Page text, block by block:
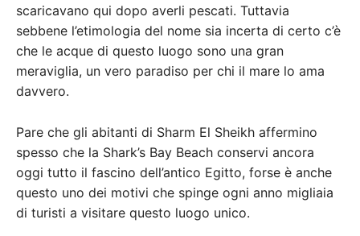
scaricavano qui dopo averli pescati. Tuttavia
sebbene l’etimologia del nome sia incerta di certo c’è
che le acque di questo luogo sono una gran
meraviglia, un vero paradiso per chi il mare lo ama
davvero.
Pare che gli abitanti di Sharm El Sheikh affermino
spesso che la Shark’s Bay Beach conservi ancora
oggi tutto il fascino dell’antico Egitto, forse è anche
questo uno dei motivi che spinge ogni anno migliaia
di turisti a visitare questo luogo unico.